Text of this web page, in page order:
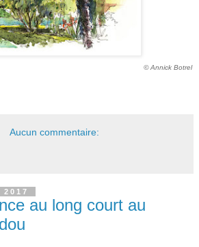
© Annick Botrel
Aucun commentaire:
au long court au